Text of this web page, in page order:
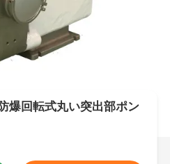
爆回転式丸い突出部ポン